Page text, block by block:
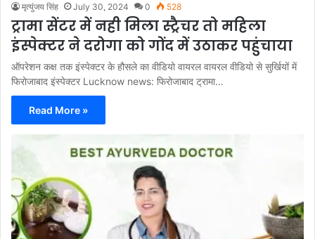
मृत्युंजय सिंह July 30, 2024 0 528
ट्रामा सेंटर में नही मिला स्ट्रैचर तो महिला
इंस्पेक्टर ने दरोगा को गोंद में उठाकर पहुंचाया
ऑपरेशन कक्ष तक इंस्पेक्टर के हौसले का वीडियो वायरल वायरल वीडियो से सुर्खियों में
फिरोजाबाद इंस्पेक्टर Lucknow news: फिरोजाबाद ट्रामा…
Read More »